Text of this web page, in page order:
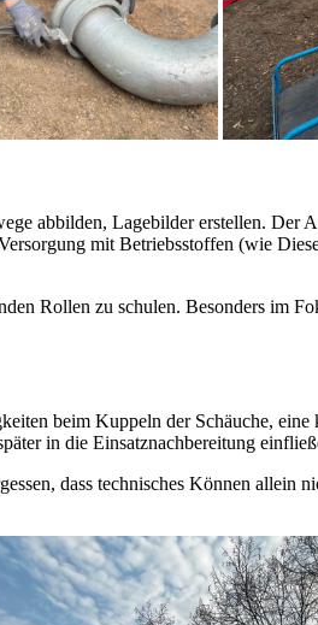
abbilden, Lagebilder erstellen. Der
mit Betriebsstoffen (wie
Rollen zu schulen. Besonders im
beim Kuppeln der Schäuche, eine
in die Einsatznachbereitung
dass technisches Können allein